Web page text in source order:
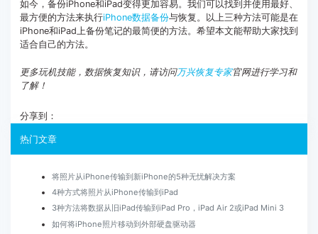
如今，备份iPhone和iPad变得更加容易。我们可以找到并使用最好、
最方便的方法来执行iPhone数据备份与恢复。以上三种方法可能是在
iPhone和iPad上备份笔记的最简便的方法。希望本文能帮助大家找到
适合自己的方法。
更多玩机技能，数据恢复知识，请访问万兴恢复专家官网进行学习和
了解！
分享到：
热门文章
将照片从iPhone传输到新iPhone的5种无忧解决方案
4种方式将照片从iPhone传输到iPad
3种方法将数据从旧iPad传输到iPad Pro，iPad Air 2或iPad Mini 3
如何将iPhone照片移动到外部硬盘驱动器